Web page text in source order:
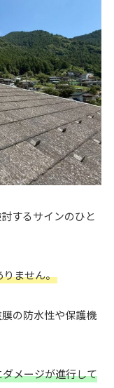
するサインのひと
ません。
の防水性や保護機
メージが進行して